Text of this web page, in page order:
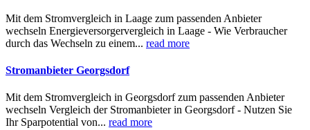
Mit dem Stromvergleich in Laage zum passenden Anbieter
wechseln Energieversorgervergleich in Laage - Wie Verbraucher
durch das Wechseln zu einem... read more
Stromanbieter Georgsdorf
Mit dem Stromvergleich in Georgsdorf zum passenden Anbieter
wechseln Vergleich der Stromanbieter in Georgsdorf - Nutzen Sie
Ihr Sparpotential von... read more